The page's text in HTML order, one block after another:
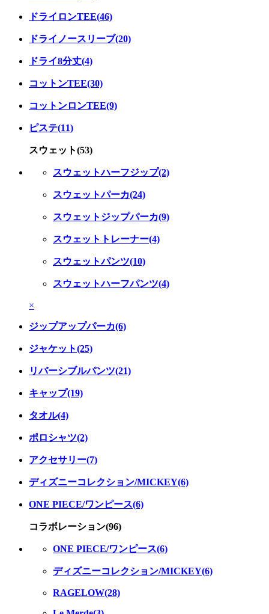
ドライロンTEE(46)
ドライノースリーブ(20)
ドライ8分丈(4)
コットンTEE(30)
コットンロンTEE(9)
ピステ(11)
スウェット(53)
スウェットハーフジップ(2)
スウェットパーカ(24)
スウェットジップパーカ(9)
スウェットトレーナー(4)
スウェットパンツ(10)
スウェットハーフパンツ(4)
×
ジップアップパーカ(6)
ジャケット(25)
リバーシブルパンツ(21)
キャップ(19)
タオル(4)
ポロシャツ(2)
アクセサリー(7)
ディズニーコレクション/MICKEY(6)
ONE PIECE/ワンピース(6)
コラボレーション(96)
ONE PIECE/ワンピース(6)
ディズニーコレクション/MICKEY(6)
RAGELOW(28)